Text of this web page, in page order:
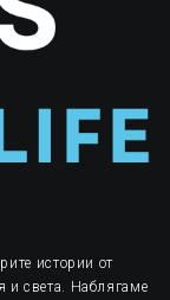
истории от
и света. Наблягаме